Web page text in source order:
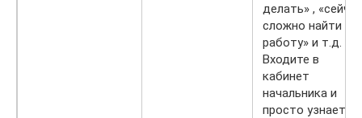
делать» , «сейчас
сложно найти
работу» и т.д.
Входите в
кабинет
начальника и
просто узнаете